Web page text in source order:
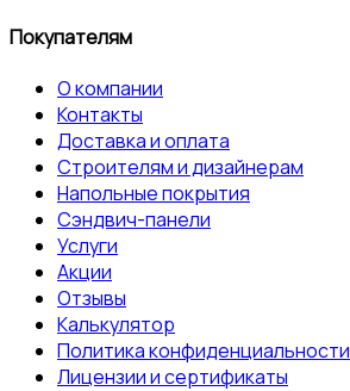
Покупателям
О компании
Контакты
Доставка и оплата
Строителям и дизайнерам
Напольные покрытия
Сэндвич-панели
Услуги
Акции
Отзывы
Калькулятор
Политика конфиденциальности
Лицензии и сертификаты